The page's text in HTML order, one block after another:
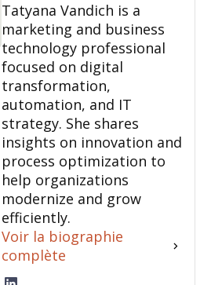
Tatyana Vandich is a
marketing and business
technology professional
focused on digital
transformation,
automation, and IT
strategy. She shares
insights on innovation and
process optimization to
help organizations
modernize and grow
efficiently.
Voir la biographie
complète